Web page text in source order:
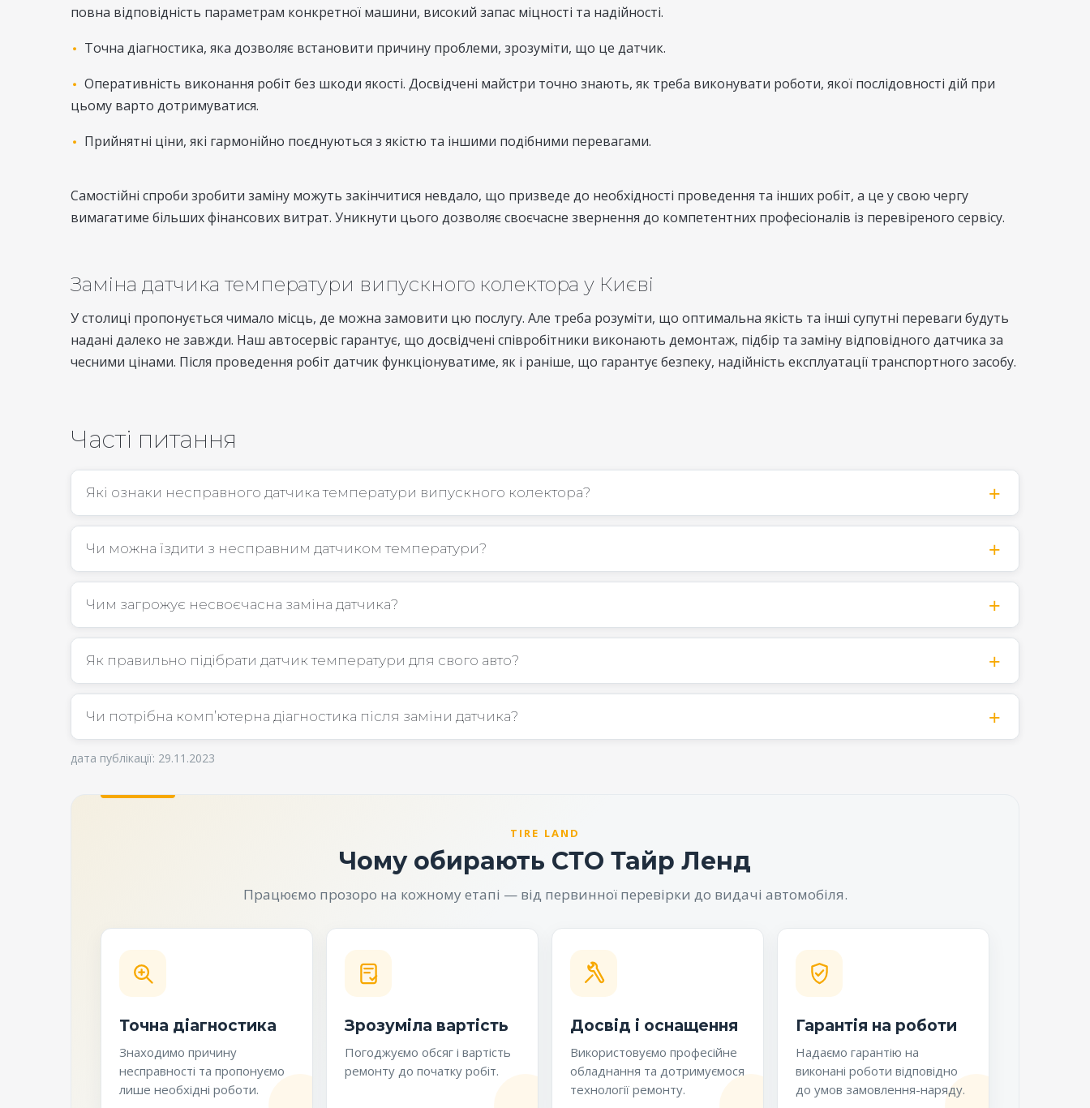
повна відповідність параметрам конкретної машини, високий запас міцності та надійності.
Точна діагностика, яка дозволяє встановити причину проблеми, зрозуміти, що це датчик.
Оперативність виконання робіт без шкоди якості. Досвідчені майстри точно знають, як треба виконувати роботи, якої послідовності дій при
цьому варто дотримуватися.
Прийнятні ціни, які гармонійно поєднуються з якістю та іншими подібними перевагами.
Самостійні спроби зробити заміну можуть закінчитися невдало, що призведе до необхідності проведення та інших робіт, а це у свою чергу
вимагатиме більших фінансових витрат. Уникнути цього дозволяє своєчасне звернення до компетентних професіоналів із перевіреного сервісу.
Заміна датчика температури випускного колектора у Києві
У столиці пропонується чимало місць, де можна замовити цю послугу. Але треба розуміти, що оптимальна якість та інші супутні переваги будуть
надані далеко не завжди. Наш автосервіс гарантує, що досвідчені співробітники виконають демонтаж, підбір та заміну відповідного датчика за
чесними цінами. Після проведення робіт датчик функціонуватиме, як і раніше, що гарантує безпеку, надійність експлуатації транспортного засобу.
Часті питання
Які ознаки несправного датчика температури випускного колектора?
Чи можна їздити з несправним датчиком температури?
Чим загрожує несвоєчасна заміна датчика?
Як правильно підібрати датчик температури для свого авто?
Чи потрібна комп’ютерна діагностика після заміни датчика?
дата публікації: 29.11.2023
TIRE LAND
Чому обирають СТО Тайр Ленд
Працюємо прозоро на кожному етапі — від первинної перевірки до видачі автомобіля.
Точна діагностика
Знаходимо причину
несправності та пропонуємо
лише необхідні роботи.
Зрозуміла вартість
Погоджуємо обсяг і вартість
ремонту до початку робіт.
Досвід і оснащення
Використовуємо професійне
обладнання та дотримуємося
технології ремонту.
Гарантія на роботи
Надаємо гарантію на
виконані роботи відповідно
до умов замовлення-наряду.